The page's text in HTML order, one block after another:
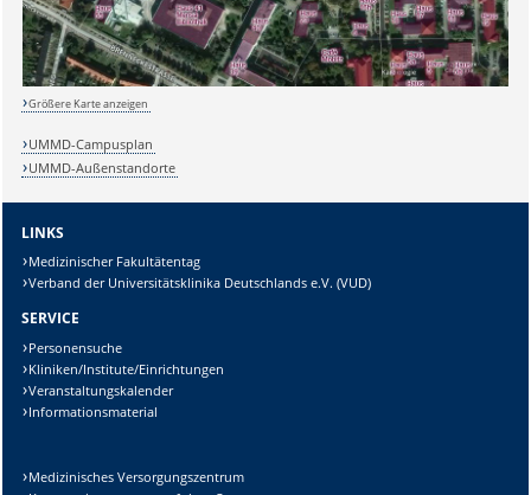
Lösung:
Größere Karte anzeigen
UMMD-Campusplan
UMMD-Außenstandorte
LINKS
Medizinischer Fakultätentag
Verband der Universitätsklinika Deutschlands e.V. (VUD)
SERVICE
Personensuche
Kliniken/Institute/Einrichtungen
Veranstaltungskalender
Informationsmaterial
Medizinisches Versorgungszentrum